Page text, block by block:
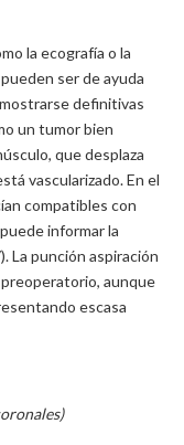
la ecografía o la
ser de ayuda
definitivas
un tumor bien
que desplaza
vascularizado. En el
compatibles con
informar la
La punción aspiración
aunque
escasa